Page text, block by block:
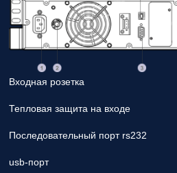
Входная розетка
Тепловая защита на входе
Последовательный порт rs232
usb-порт